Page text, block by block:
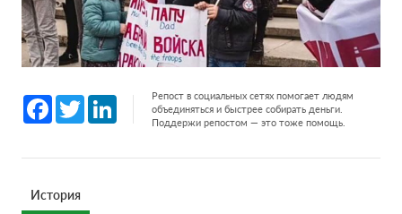
Facebook
Twitter LinkedInРепост в социальных сетях помогает людям
объединяться и быстрее собирать деньги.
Поддержи репостом — это тоже помощь.
История